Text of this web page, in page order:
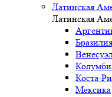
Латинская
Латинская
Бразилия
Коста-
Мексика